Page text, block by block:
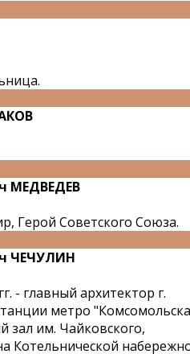
МЕДВЕДЕВ
Герой Советского Союза.
ЧЕЧУЛИН
- главный архитектор г.
метро
зал им. Чайковского,
Котельнической